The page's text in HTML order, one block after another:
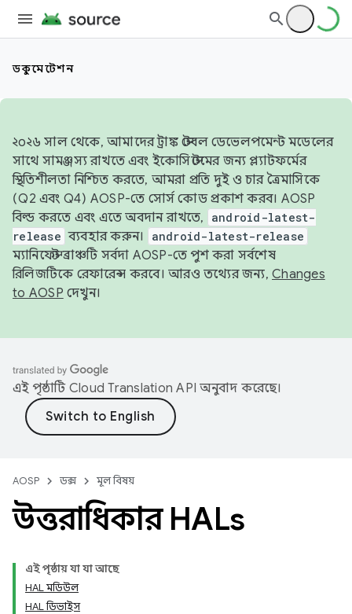
ডকুমেন্টেশন
২০২৬ সাল থেকে, আমাদের ট্রাঙ্ক স্টেবল ডেভেলপমেন্ট মডেলের
সাথে সামঞ্জস্য রাখতে এবং ইকোসিস্টেমের জন্য প্ল্যাটফর্মের
স্থিতিশীলতা নিশ্চিত করতে, আমরা প্রতি দুই ও চার ত্রৈমাসিকে
(Q2 এবং Q4) AOSP-তে সোর্স কোড প্রকাশ করব। AOSP
বিল্ড করতে এবং এতে অবদান রাখতে,
android-latest-
release ব্যবহার করুন। android-latest-release
ম্যানিফেস্ট ব্রাঞ্চটি সর্বদা AOSP-তে পুশ করা সর্বশেষ
রিলিজটিকে রেফারেন্স করবে। আরও তথ্যের জন্য, Changes
to AOSP দেখুন।
এই পৃষ্ঠাটি Cloud Translation API অনুবাদ করেছে।
AOSP ডক্স মূল বিষয়
উত্তরাধিকার HALs
এই পৃষ্ঠায় যা যা আছে
HAL মডিউল
HAL ডিভাইস